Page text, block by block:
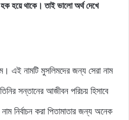
হয়ে থাকে। তাই ভালো অর্থ দেখে
এই নামটি মুসলিমদের জন্য সেরা নাম
সন্তানের আজীবন পরিচয় হিসাবে
নির্বাচন করা পিতামাতার জন্য অনেক